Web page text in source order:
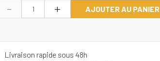
- + AJOUTER AU PANIER
Livraison rapide sous 48h